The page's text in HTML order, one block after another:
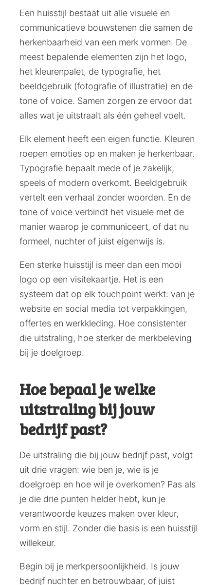
Een huisstijl bestaat uit alle visuele en
communicatieve bouwstenen die samen de
herkenbaarheid van een merk vormen. De
meest bepalende elementen zijn het logo,
het kleurenpalet, de typografie, het
beeldgebruik (fotografie of illustratie) en de
tone of voice. Samen zorgen ze ervoor dat
alles wat je uitstraalt als één geheel voelt.
Elk element heeft een eigen functie. Kleuren
roepen emoties op en maken je herkenbaar.
Typografie bepaalt mede of je zakelijk,
speels of modern overkomt. Beeldgebruik
vertelt een verhaal zonder woorden. En de
tone of voice verbindt het visuele met de
manier waarop je communiceert, of dat nu
formeel, nuchter of juist eigenwijs is.
Een sterke huisstijl is meer dan een mooi
logo op een visitekaartje. Het is een
systeem dat op elk touchpoint werkt: van je
website en social media tot verpakkingen,
offertes en werkkleding. Hoe consistenter
die uitstraling, hoe sterker de merkbeleving
bij je doelgroep.
Hoe bepaal je welke
uitstraling bij jouw
bedrijf past?
De uitstraling die bij jouw bedrijf past, volgt
uit drie vragen: wie ben je, wie is je
doelgroep en hoe wil je overkomen? Pas als
je die drie punten helder hebt, kun je
verantwoorde keuzes maken over kleur,
vorm en stijl. Zonder die basis is een huisstijl
willekeur.
Begin bij je merkpersoonlijkheid. Is jouw
bedrijf nuchter en betrouwbaar, of juist